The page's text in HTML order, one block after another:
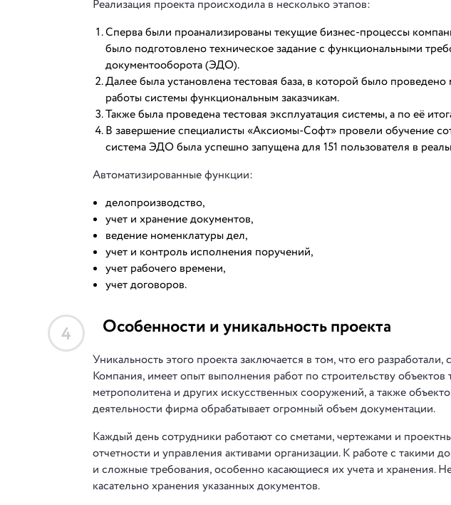
Реализация проекта происходила в несколько этапов:
Сперва были проанализированы текущие бизнес-процессы
было подготовлено техническое задание с функциональными
документооборота (ЭДО).
Далее была установлена тестовая база, в которой было
работы системы функциональным заказчикам.
Также была проведена тестовая эксплуатация системы, а по её
В завершение специалисты «Аксиомы-Софт» провели обучение
система ЭДО была успешно запущена для 151 пользователя в
Автоматизированные функции:
делопроизводство,
учет и хранение документов,
ведение номенклатуры дел,
учет и контроль исполнения поручений,
учет рабочего времени,
учет договоров.
4 Особенности и уникальность проекта
Уникальность этого проекта заключается в том, что его
Компания, имеет опыт выполнения работ по строительству
метрополитена и других искусственных сооружений, а также
деятельности фирма обрабатывает огромный объем документации.
Каждый день сотрудники работают со сметами, чертежами и
отчетности и управления активами организации. К работе с такими
и сложные требования, особенно касающиеся их учета и хранения.
касательно хранения указанных документов.